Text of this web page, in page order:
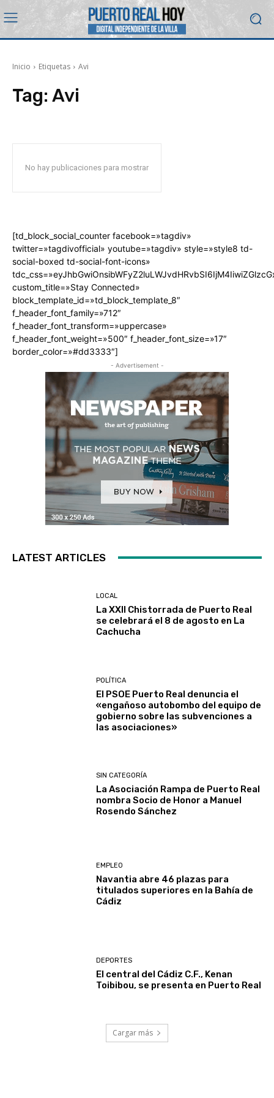
Inicio Etiquetas Avi
Tag: Avi
No hay publicaciones para mostrar
[td_block_social_counter facebook=»tagdiv»
twitter=»tagdivofficial» youtube=»tagdiv» style=»style8 td-
social-boxed td-social-font-icons»
custom_title=»Stay Connected»
block_template_id=»td_block_template_8″
f_header_font_family=»712″
f_header_font_transform=»uppercase»
f_header_font_weight=»500″ f_header_font_size=»17″
border_color=»#dd3333″]
- Advertisement -
LATEST ARTICLES
LOCAL
La XXII Chistorrada de Puerto Real
se celebrará el 8 de agosto en La
Cachucha
POLÍTICA
El PSOE Puerto Real denuncia el
«engañoso autobombo del equipo de
gobierno sobre las subvenciones a
las asociaciones»
SIN CATEGORÍA
La Asociación Rampa de Puerto Real
nombra Socio de Honor a Manuel
Rosendo Sánchez
EMPLEO
Navantia abre 46 plazas para
titulados superiores en la Bahía de
Cádiz
DEPORTES
El central del Cádiz C.F., Kenan
Toibibou, se presenta en Puerto Real
Cargar más